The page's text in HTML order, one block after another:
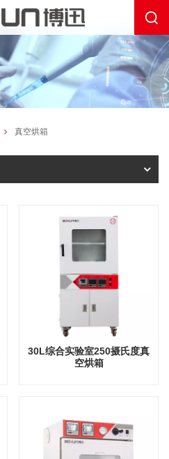
真空烘箱
30L综合实验室250摄氏度真
空烘箱